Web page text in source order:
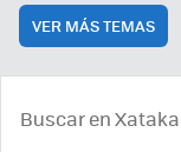
VER MÁS TEMAS